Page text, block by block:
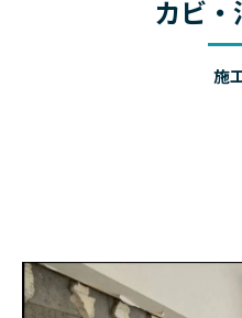
施
カビ